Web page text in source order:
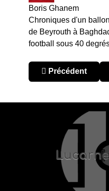
Boris Ghanem
Chroniques d'un
de Beyrouth à
football sous 40
Article précédent
Précédent